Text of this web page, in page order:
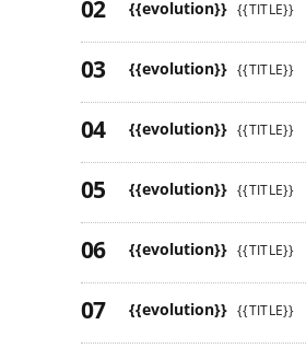
{{evolution}} {{TITLE}}
{{evolution}} {{TITLE}}
{{evolution}} {{TITLE}}
{{evolution}} {{TITLE}}
{{evolution}} {{TITLE}}
{{evolution}} {{TITLE}}